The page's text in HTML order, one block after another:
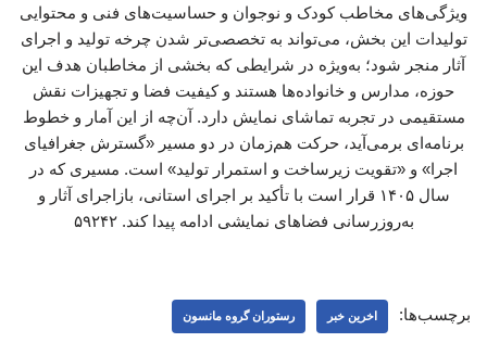
ویژگی‌های مخاطب کودک و نوجوان و حساسیت‌های فنی و محتوایی
تولیدات این بخش، می‌تواند به تخصصی‌تر شدن چرخه تولید و اجرای
آثار منجر شود؛ به‌ویژه در شرایطی که بخشی از مخاطبان هدف این
حوزه، مدارس و خانواده‌ها هستند و کیفیت فضا و تجهیزات نقش
مستقیمی در تجربه تماشای نمایش دارد. آن‌چه از این آمار و خطوط
برنامه‌ای برمی‌آید، حرکت هم‌زمان در دو مسیر «گسترش جغرافیای
اجرا» و «تقویت زیرساخت و استمرار تولید» است. مسیری که در
سال ۱۴۰۵ قرار است با تأکید بر اجرای استانی، بازاجرای آثار و
به‌روزرسانی فضاهای نمایشی ادامه پیدا کند. ۵۹۲۴۲
برچسب‌ها: اخرین خبر رستوران گروه مانسون